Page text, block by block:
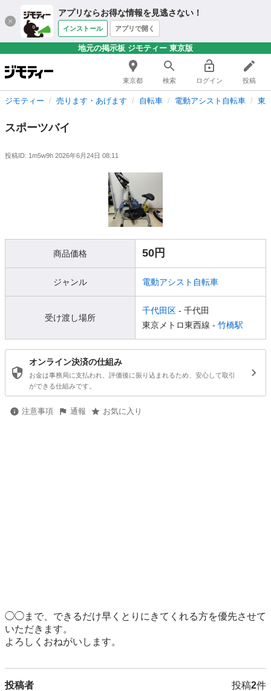
アプリならお得な情報を見逃さない！
インストール アプリで開く
地元の掲示板 ジモティー 東京版
東京都 検索 ログイン 投稿
ジモティー 売ります・あげます 自転車 電動アシスト自転車 東
スポーツバイ
投稿ID: 1m5w9h 2026年6月24日 08:11
商品価格 50円
ジャンル 電動アシスト自転車
受け渡し場所
千代田区 - 千代田
東京メトロ東西線 - 竹橋駅
オンライン決済の仕組み
お金は事務局に支払われ、評価後に振り込まれるため、安心して取引
ができる仕組みです。
注意事項 通報 お気に入り
◯◯まで、できるだけ早くとりにきてくれる方を優先させて
いただきます。
よろしくおねがいします。
投稿者 投稿2件